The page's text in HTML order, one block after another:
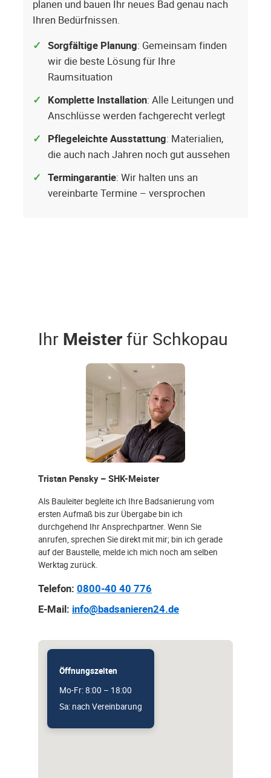
planen und bauen Ihr neues Bad genau nach
Ihren Bedürfnissen.
Sorgfältige Planung: Gemeinsam finden
wir die beste Lösung für Ihre
Raumsituation
Komplette Installation: Alle Leitungen und
Anschlüsse werden fachgerecht verlegt
Pflegeleichte Ausstattung: Materialien,
die auch nach Jahren noch gut aussehen
Termingarantie: Wir halten uns an
vereinbarte Termine – versprochen
Ihr Meisterfür Schkopau
Tristan Pensky – SHK-Meister
Als Bauleiter begleite ich Ihre Badsanierung vom
ersten Aufmaß bis zur Übergabe bin ich
durchgehend Ihr Ansprechpartner. Wenn Sie
anrufen, sprechen Sie direkt mit mir; bin ich gerade
auf der Baustelle, melde ich mich noch am selben
Werktag zurück.
Telefon: 0800-40 40 776
E-Mail: info@badsanieren24.de
Öffnungszeiten
Mo-Fr: 8:00 – 18:00
Sa: nach Vereinbarung